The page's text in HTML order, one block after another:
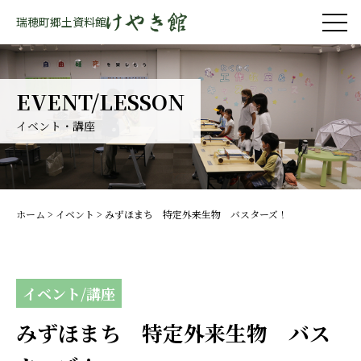
瑞穂町郷土資料館
EVENT/LESSON
イベント・講座
ホーム > イベント > みずほまち 特定外来生物 バスターズ！
イベント/講座
みずほまち 特定外来生物 バス